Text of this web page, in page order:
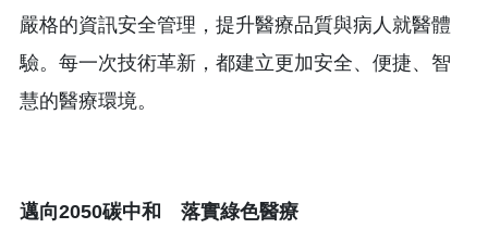
嚴格的資訊安全管理，提升醫療品質與病人就醫體
驗。每一次技術革新，都建立更加安全、便捷、智
慧的醫療環境。
邁向2050碳中和 落實綠色醫療